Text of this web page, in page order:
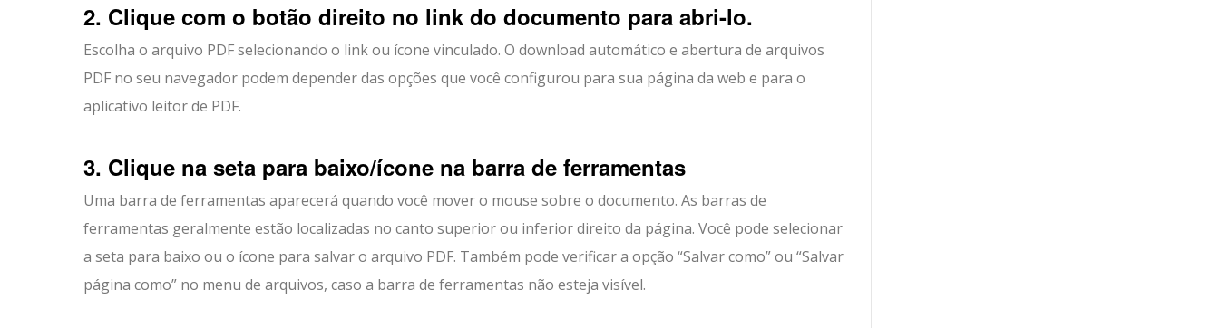
2. Clique com o botão direito no link do documento para abri-lo.
Escolha o arquivo PDF selecionando o link ou ícone vinculado. O download automático e abertura de arquivos
PDF no seu navegador podem depender das opções que você configurou para sua página da web e para o
aplicativo leitor de PDF.
3. Clique na seta para baixo/ícone na barra de ferramentas
Uma barra de ferramentas aparecerá quando você mover o mouse sobre o documento. As barras de
ferramentas geralmente estão localizadas no canto superior ou inferior direito da página. Você pode selecionar
a seta para baixo ou o ícone para salvar o arquivo PDF. Também pode verificar a opção “Salvar como” ou “Salvar
página como” no menu de arquivos, caso a barra de ferramentas não esteja visível.